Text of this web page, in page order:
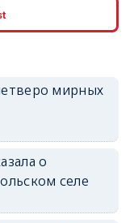
мирных
о
селе